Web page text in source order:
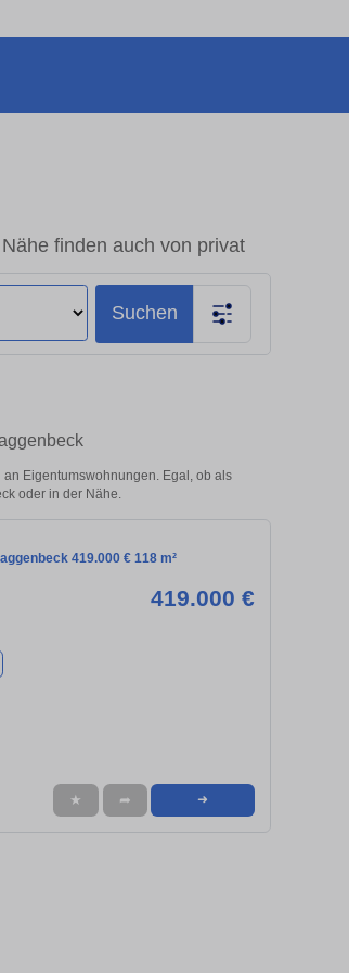
finden auch von privat
Suchen
Eigentumswohnungen. Egal, ob als
oder in der Nähe.
419.000 € 118 m²
419.000 €
★ ➦ ➜